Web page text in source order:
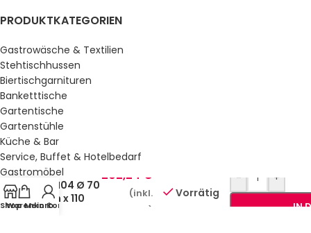
PRODUKTKATEGORIEN
Gastrowäsche & Textilien
Stehtischhussen
Biertischgarnituren
Banketttische
Gartentische
Gartenstühle
Küche & Bar
Service, Buffet & Hotelbedarf
Gastromöbel
Schulmöbel
Sale %
Shop
Warenkorb
Mein Konto
Bistrotisch
KM04 Ø 70
cm x 110
cm
202,24 €
(inkl.
MwSt.)
Vorrätig
- +
IN